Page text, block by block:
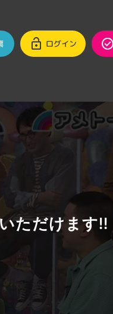
ログイン
ただけます!!